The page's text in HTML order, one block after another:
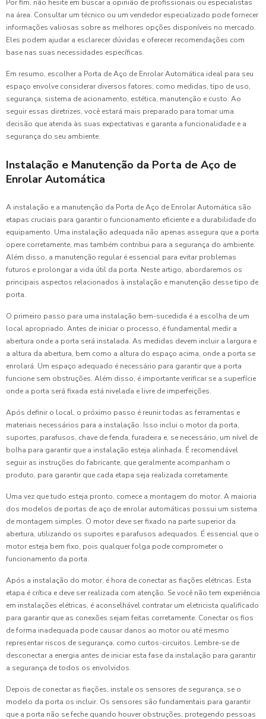
Por fim, não hesite em buscar a opinião de profissionais ou especialistas
na área. Consultar um técnico ou um vendedor especializado pode fornecer
informações valiosas sobre as melhores opções disponíveis no mercado.
Eles podem ajudar a esclarecer dúvidas e oferecer recomendações com
base nas suas necessidades específicas.
Em resumo, escolher a Porta de Aço de Enrolar Automática ideal para seu
espaço envolve considerar diversos fatores, como medidas, tipo de uso,
segurança, sistema de acionamento, estética, manutenção e custo. Ao
seguir essas diretrizes, você estará mais preparado para tomar uma
decisão que atenda às suas expectativas e garanta a funcionalidade e a
segurança do seu ambiente.
Instalação e Manutenção da Porta de Aço de
Enrolar Automática
A instalação e a manutenção da Porta de Aço de Enrolar Automática são
etapas cruciais para garantir o funcionamento eficiente e a durabilidade do
equipamento. Uma instalação adequada não apenas assegura que a porta
opere corretamente, mas também contribui para a segurança do ambiente.
Além disso, a manutenção regular é essencial para evitar problemas
futuros e prolongar a vida útil da porta. Neste artigo, abordaremos os
principais aspectos relacionados à instalação e manutenção desse tipo de
porta.
O primeiro passo para uma instalação bem-sucedida é a escolha de um
local apropriado. Antes de iniciar o processo, é fundamental medir a
abertura onde a porta será instalada. As medidas devem incluir a largura e
a altura da abertura, bem como a altura do espaço acima, onde a porta se
enrolará. Um espaço adequado é necessário para garantir que a porta
funcione sem obstruções. Além disso, é importante verificar se a superfície
onde a porta será fixada está nivelada e livre de imperfeições.
Após definir o local, o próximo passo é reunir todas as ferramentas e
materiais necessários para a instalação. Isso inclui o motor da porta,
suportes, parafusos, chave de fenda, furadeira e, se necessário, um nível de
bolha para garantir que a instalação esteja alinhada. É recomendável
seguir as instruções do fabricante, que geralmente acompanham o
produto, para garantir que cada etapa seja realizada corretamente.
Uma vez que tudo esteja pronto, comece a montagem do motor. A maioria
dos modelos de portas de aço de enrolar automáticas possui um sistema
de montagem simples. O motor deve ser fixado na parte superior da
abertura, utilizando os suportes e parafusos adequados. É essencial que o
motor esteja bem fixo, pois qualquer folga pode comprometer o
funcionamento da porta.
Após a instalação do motor, é hora de conectar as fiações elétricas. Esta
etapa é crítica e deve ser realizada com atenção. Se você não tem experiência
em instalações elétricas, é aconselhável contratar um eletricista qualificado
para garantir que as conexões sejam feitas corretamente. Conectar os fios
de forma inadequada pode causar danos ao motor ou até mesmo
representar riscos de segurança, como curtos-circuitos. Lembre-se de
desconectar a energia antes de iniciar esta fase da instalação para garantir
a segurança de todos os envolvidos.
Depois de conectar as fiações, instale os sensores de segurança, se o
modelo da porta os incluir. Os sensores são fundamentais para garantir
que a porta não se feche quando houver obstruções, protegendo pessoas